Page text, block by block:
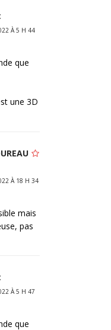
À 5 H 44
que
une 3D
À 18 H 34
mais
pas
À 5 H 47
que